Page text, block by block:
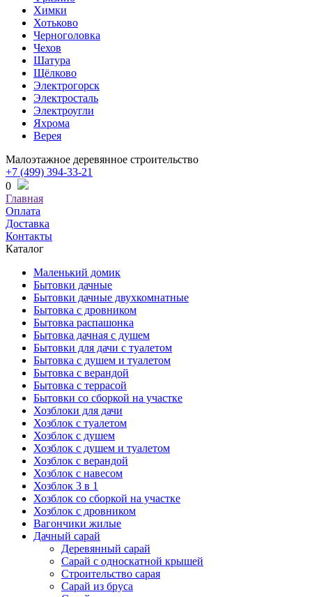
Химки
Хотьково
Черноголовка
Чехов
Шатура
Щёлково
Электрогорск
Электросталь
Электроугли
Яхрома
Верея
Малоэтажное деревянное строительство
+7 (499) 394-33-21
0
Главная
Оплата
Доставка
Контакты
Каталог
Маленький домик
Бытовки дачные
Бытовки дачные двухкомнатные
Бытовка с дровником
Бытовка распашонка
Бытовка дачная с душем
Бытовки для дачи с туалетом
Бытовка с душем и туалетом
Бытовка с верандой
Бытовка с террасой
Бытовки со сборкой на участке
Хозблоки для дачи
Хозблок с туалетом
Хозблок с душем
Хозблок с душем и туалетом
Хозблок с верандой
Хозблок с навесом
Хозблок 3 в 1
Хозблок со сборкой на участке
Хозблок с дровником
Вагончики жилые
Дачный сарай
Деревянный сарай
Cарай с односкатной крышей
Строительство сарая
Сарай из бруса